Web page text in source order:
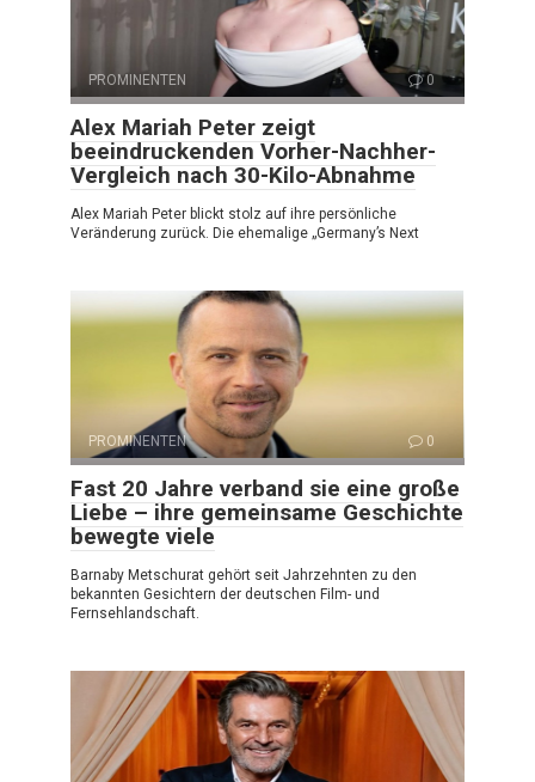
PROMINENTEN 0
Alex Mariah Peter zeigt
beeindruckenden Vorher-Nachher-
Vergleich nach 30-Kilo-Abnahme
Alex Mariah Peter blickt stolz auf ihre persönliche
Veränderung zurück. Die ehemalige „Germany’s Next
PROMINENTEN 0
Fast 20 Jahre verband sie eine große
Liebe – ihre gemeinsame Geschichte
bewegte viele
Barnaby Metschurat gehört seit Jahrzehnten zu den
bekannten Gesichtern der deutschen Film- und
Fernsehlandschaft.